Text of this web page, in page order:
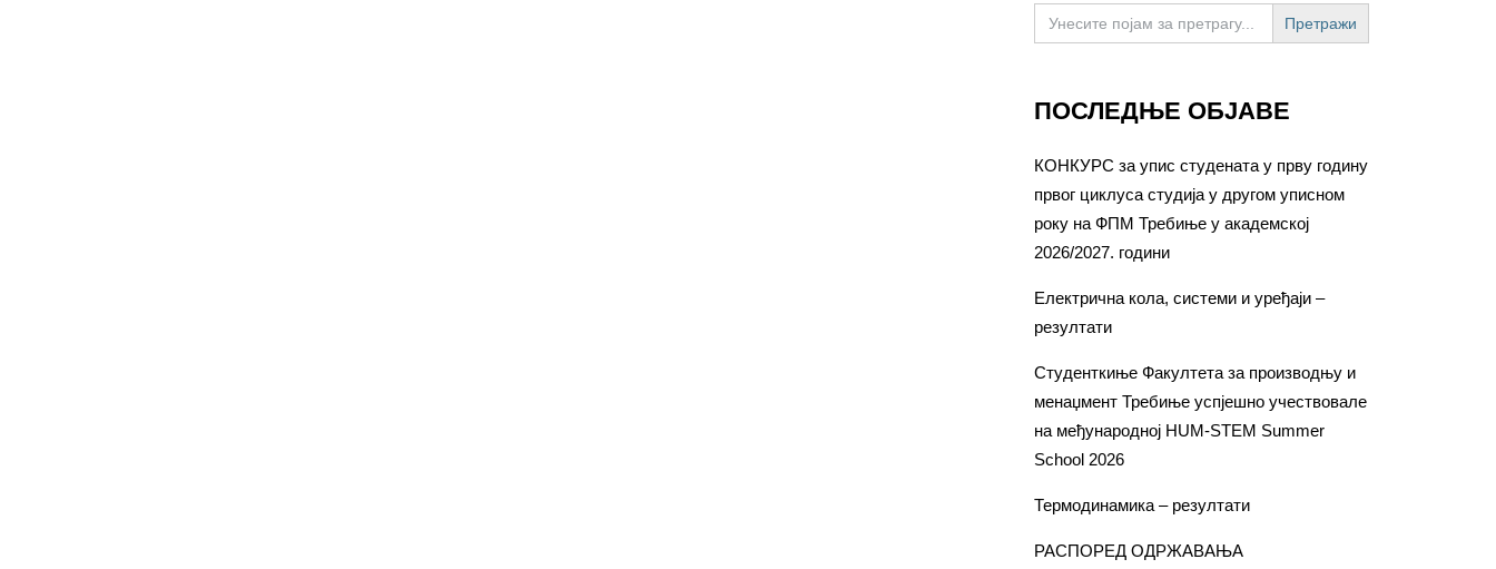
Search
for:
ПОСЛЕДЊЕ ОБЈАВЕ
КОНКУРС за упис студената у прву годину
првог циклуса студија у другом уписном
року на ФПМ Требиње у академској
2026/2027. години
Електрична кола, системи и уређаји –
резултати
Студенткиње Факултета за производњу и
менаџмент Требиње успјешно учествовале
на међународној HUM-STEM Summer
School 2026
Термодинамика – резултати
РАСПОРЕД ОДРЖАВАЊА